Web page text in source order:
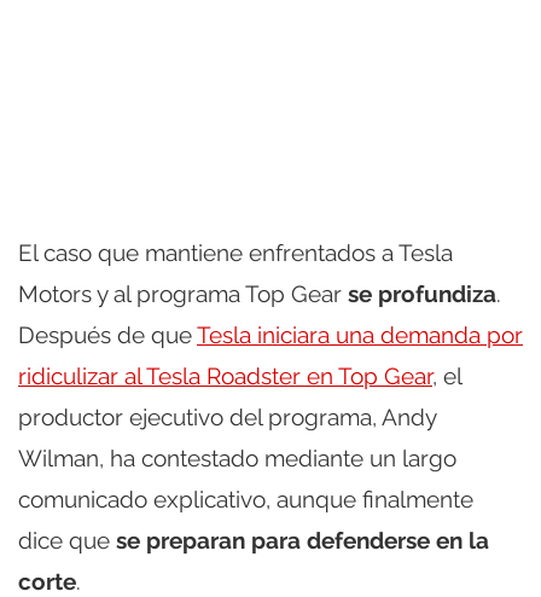
El caso que mantiene enfrentados a Tesla
Motors y al programa Top Gear se profundiza.
Después de queTesla iniciara una demanda por
ridiculizar al Tesla Roadster en Top Gear, el
productor ejecutivo del programa, Andy
Wilman, ha contestado mediante un largo
comunicado explicativo, aunque finalmente
dice que se preparan para defenderse en la
corte.